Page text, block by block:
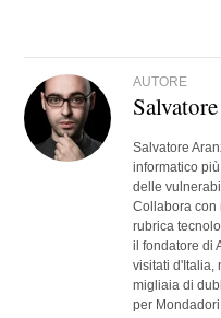
AUTORE
Salvatore
informatico
delle
Collabora con
rubrica
il fondatore di
visitati d'Italia,
migliaia di
per